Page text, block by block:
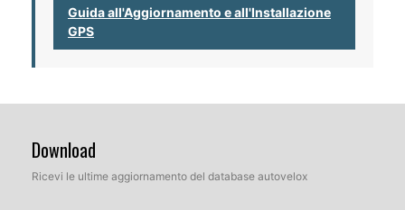
Guida all'Aggiornamento e all'Installazione
GPS
Download
Ricevi le ultime aggiornamento del database autovelox